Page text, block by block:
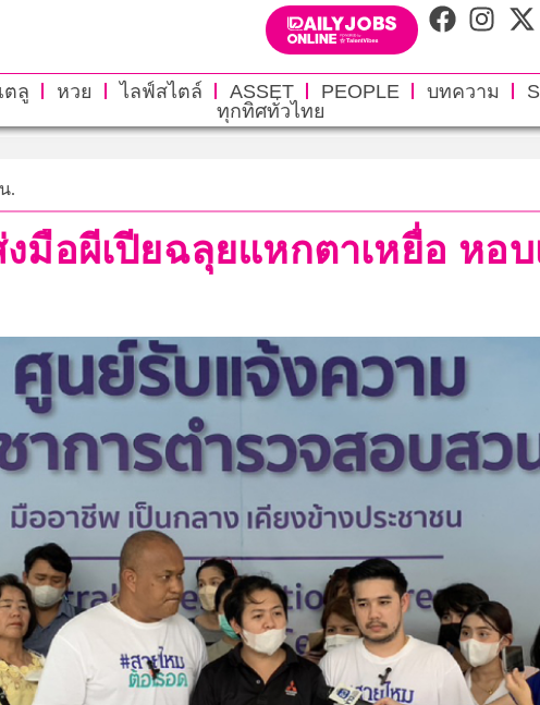
ตลู หวย ไลฟ์สไตล์ ASSET PEOPLE บทความ
ทุกทิศทั่วไทย
.
มือผีเปียฉลุยแหกตาเหยื่อ หอบ